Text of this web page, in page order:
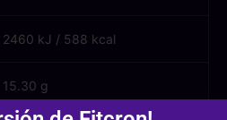
2460 kJ / 588 kcal
15.30 g